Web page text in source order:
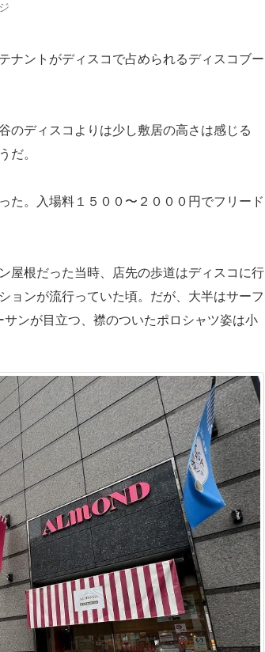
ントがディスコで占められるディスコブー
ディスコよりは少し敷居の高さは感じる
だ。
。入場料１５００〜２０００円でフリード
屋根だった当時、店先の歩道はディスコに行
ョンが流行っていた頃。だが、大半はサーフ
サンが目立つ、襟のついたポロシャツ姿は小